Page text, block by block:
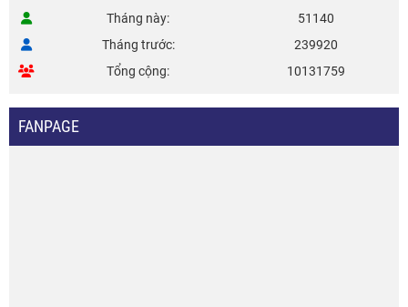
Tháng này
51140
Tháng trước
239920
Tổng cộng
10131759
FANPAGE